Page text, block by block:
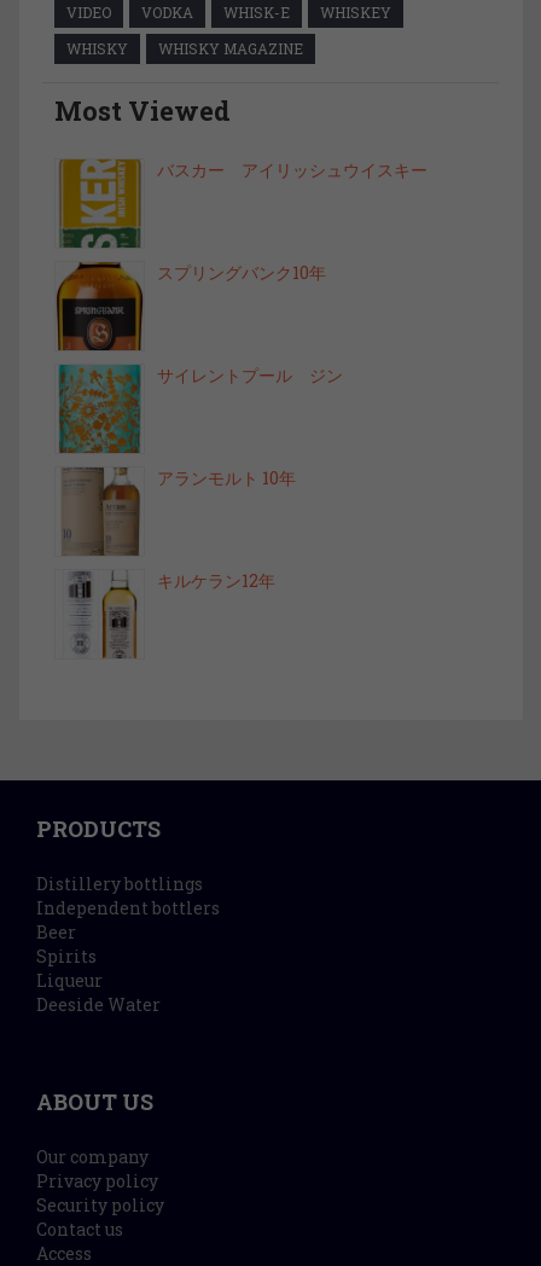
VIDEO
VODKA WHISK-E
WHISKEY
WHISKY
WHISKY MAGAZINE
Most Viewed
バスカー アイリッシュウイスキー
スプリングバンク10年
サイレントプール ジン
アランモルト 10年
キルケラン12年
PRODUCTS
Distillery bottlings
Independent bottlers
Beer
Spirits
Liqueur
Deeside Water
ABOUT US
Our company
Privacy policy
Security policy
Contact us
Access